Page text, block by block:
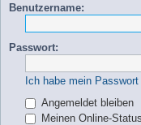
Benutzername:
Passwort:
Ich habe mein
Angemeldet bleiben
Meinen Online-